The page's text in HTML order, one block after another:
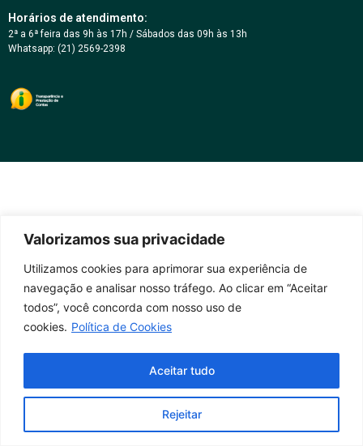
Valorizamos sua privacidade
Utilizamos cookies para aprimorar sua experiência de
navegação e analisar nosso tráfego. Ao clicar em “Aceitar
todos”, você concorda com nosso uso de
cookies. Política de Cookies
Rejeitar
Aceitar tudo
Horários de atendimento:
2ª a 6ª feira das 9h às 17h / Sábados das 09h às 13h
Whatsapp: (21) 2569-2398